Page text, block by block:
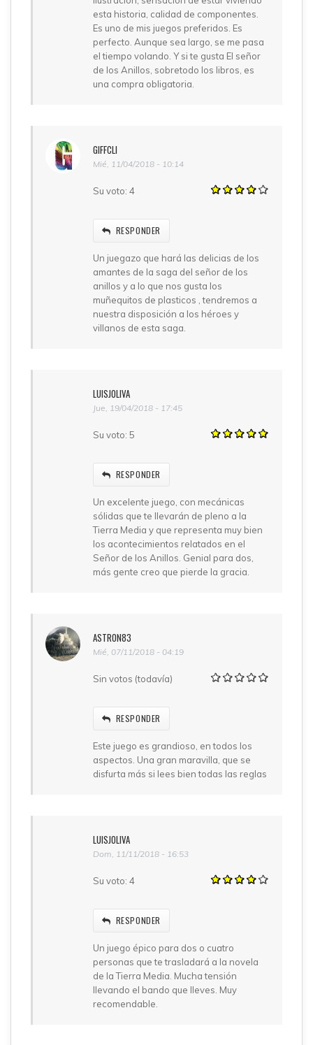
esta historia, calidad de componentes.
Es uno de mis juegos preferidos. Es
perfecto. Aunque sea largo, se me pasa
el tiempo volando. Y si te gusta El señor
de los Anillos, sobretodo los libros, es
una compra obligatoria.
GIFFCLI
Mié, 11/04/2018 - 10:14
Su voto: 4
RESPONDER
Un juegazo que hará las delicias de los
amantes de la saga del señor de los
anillos y a lo que nos gusta los
muñequitos de plasticos , tendremos a
nuestra disposición a los héroes y
villanos de esta saga.
LUISJOLIVA
Jue, 19/04/2018 - 17:45
Su voto: 5
RESPONDER
Un excelente juego, con mecánicas
sólidas que te llevarán de pleno a la
Tierra Media y que representa muy bien
los acontecimientos relatados en el
Señor de los Anillos. Genial para dos,
más gente creo que pierde la gracia.
ASTRON83
Mié, 07/11/2018 - 04:19
Sin votos (todavía)
RESPONDER
Este juego es grandioso, en todos los
aspectos. Una gran maravilla, que se
disfurta más si lees bien todas las reglas
LUISJOLIVA
Dom, 11/11/2018 - 16:53
Su voto: 4
RESPONDER
Un juego épico para dos o cuatro
personas que te trasladará a la novela
de la Tierra Media. Mucha tensión
llevando el bando que lleves. Muy
recomendable.